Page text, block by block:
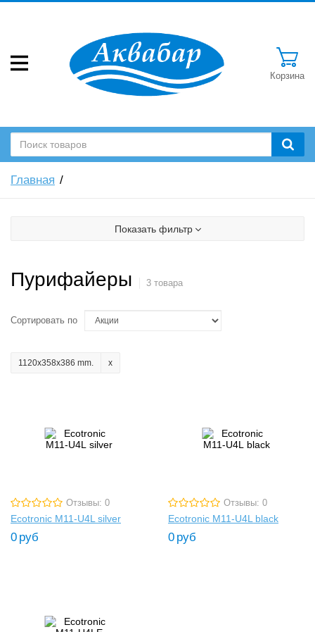
Корзина
Главная
Показать фильтр
Пурифайеры 3 товара
Сортировать по
1120x358x386 mm.
Отзывы: 0
Ecotronic M11-U4L silver
0 руб
Отзывы: 0
Ecotronic M11-U4L black
0 руб